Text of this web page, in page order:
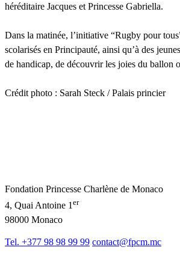
héréditaire Jacques et Princesse Gabriella.
Dans la matinée, l’initiative “Rugby pour
scolarisés en Principauté, ainsi qu’à des
de handicap, de découvrir les joies du ballon
Crédit photo : Sarah Steck / Palais princier
Fondation Princesse Charlène de Monaco
4, Quai Antoine 1 er
98000 Monaco
Tel. +377 98 98 99 99 contact@fpcm.mc